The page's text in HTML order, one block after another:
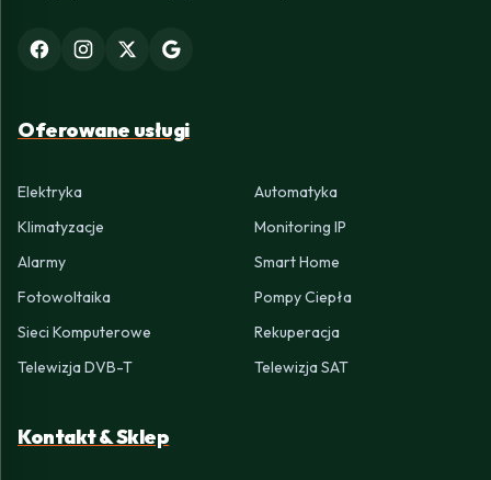
Oferowane usługi
Elektryka
Automatyka
Klimatyzacje
Monitoring IP
Alarmy
Smart Home
Fotowoltaika
Pompy Ciepła
Sieci Komputerowe
Rekuperacja
Telewizja DVB-T
Telewizja SAT
Kontakt & Sklep